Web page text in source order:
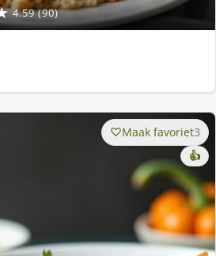
4.59 (90)
Maak favoriet3
👍